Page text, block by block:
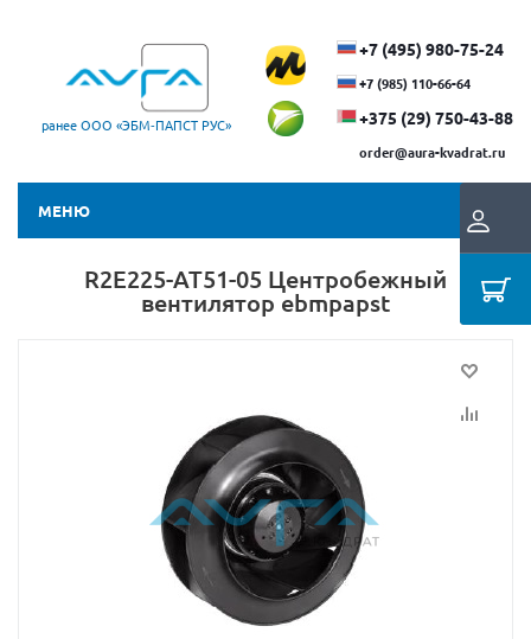
ранее ООО «ЭБМ‑ПАПСТ РУС»
+7 (495) 980-75-24
+7 (985) 110-66-64
+375 (29) ​750-43-88
order@aura-kvadrat.ru
МЕНЮ
R2E225-AT51-05 Центробежный
вентилятор ebmpapst